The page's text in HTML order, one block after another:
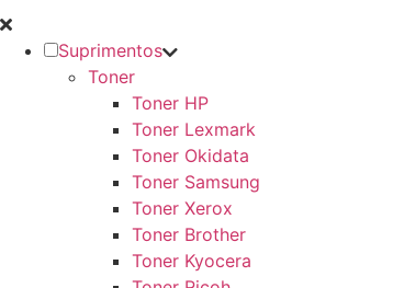
Suprimentos
Toner
Toner HP
Toner Lexmark
Toner Okidata
Toner Samsung
Toner Xerox
Toner Brother
Toner Kyocera